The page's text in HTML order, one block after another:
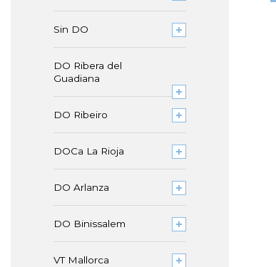
Sin DO
DO Ribera del
Guadiana
DO Ribeiro
DOCa La Rioja
DO Arlanza
DO Binissalem
VT Mallorca